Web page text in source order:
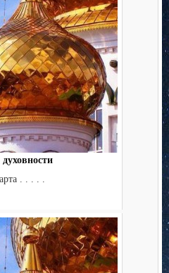
. . . . .